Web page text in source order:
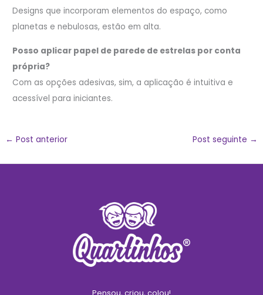
Designs que incorporam elementos do espaço, como
planetas e nebulosas, estão em alta.
Posso aplicar papel de parede de estrelas por conta
própria?
Com as opções adesivas, sim, a aplicação é intuitiva e
acessível para iniciantes.
← Post anterior Post seguinte →